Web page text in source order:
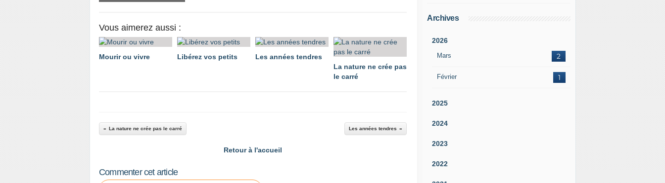
Vous aimerez aussi :
Mourir ou vivre Libérez vos petits
Les années tendres
La nature ne crée pas
le carré
La nature ne crée pas le carré Les années tendres
Retour à l'accueil
Commenter cet article
Archives
2026
Mars 2
Février 1
2025
2024
2023
2022